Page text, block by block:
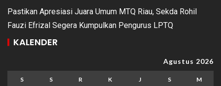
Pastikan Apresiasi Juara Umum MTQ Riau, Sekda Rohil
Fauzi Efrizal Segera Kumpulkan Pengurus LPTQ
KALENDER
Agustus 2026
S S R K J S M